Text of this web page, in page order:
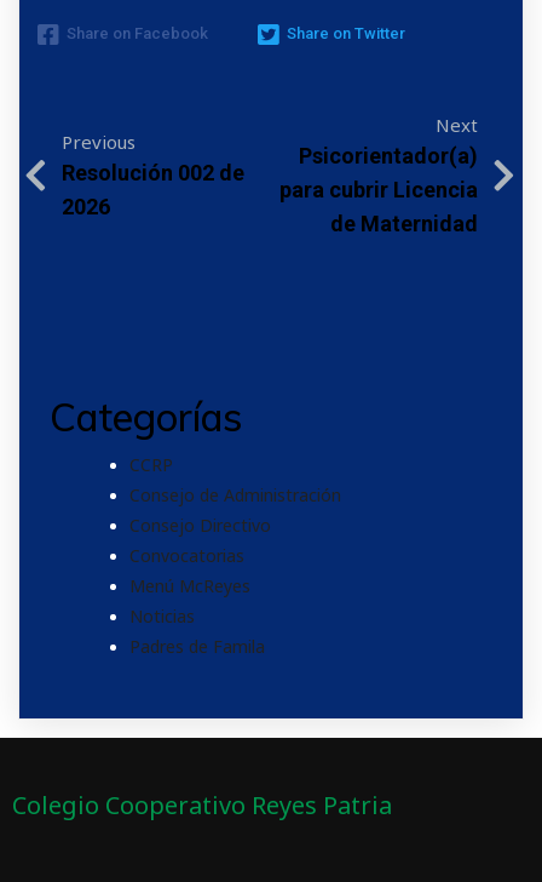
Share on Facebook Share on Twitter
Previous
Resolución 002 de
2026
Next
Psicorientador(a)
para cubrir Licencia
de Maternidad
Categorías
CCRP
Consejo de Administración
Consejo Directivo
Convocatorias
Menú McReyes
Noticias
Padres de Famila
Colegio Cooperativo Reyes Patria